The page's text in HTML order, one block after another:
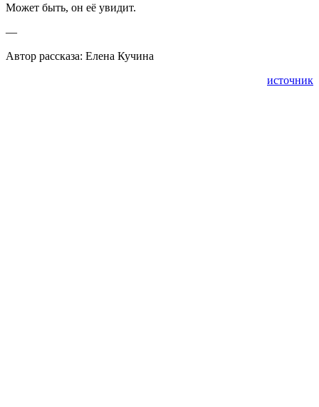
Может быть, он её увидит.
—
Автор рассказа: Елена Кучина
источник